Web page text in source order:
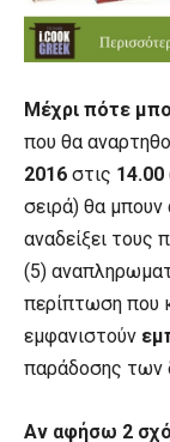
Μέχρι πότε
που θα
2016 στις 14.00
σειρά) θα
αναδείξει τους
(5)
περίπτωση που
εμφανιστούν
παράδοσης των
Αν αφήσω 2